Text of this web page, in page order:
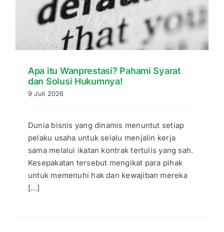
Apa itu Wanprestasi? Pahami Syarat
dan Solusi Hukumnya!
9 Juli 2026
Dunia bisnis yang dinamis menuntut setiap
pelaku usaha untuk selalu menjalin kerja
sama melalui ikatan kontrak tertulis yang sah.
Kesepakatan tersebut mengikat para pihak
untuk memenuhi hak dan kewajiban mereka
[...]